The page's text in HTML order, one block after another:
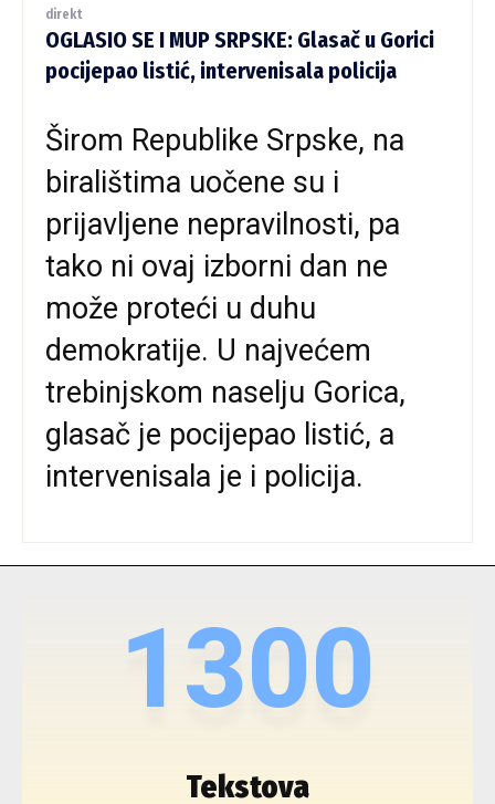
direkt
OGLASIO SE I MUP SRPSKE: Glasač u Gorici
pocijepao listić, intervenisala policija
Širom Republike Srpske, na
biralištima uočene su i
prijavljene nepravilnosti, pa
tako ni ovaj izborni dan ne
može proteći u duhu
demokratije. U najvećem
trebinjskom naselju Gorica,
glasač je pocijepao listić, a
intervenisala je i policija.
1300
Tekstova